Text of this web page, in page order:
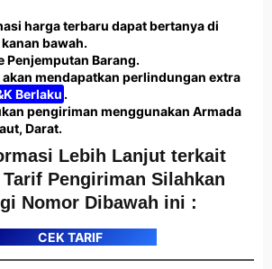
harga terbaru dapat bertanya di
bawah.
Penjemputan Barang.
akan mendapatkan perlindungan extra
Berlaku .
pengiriman menggunakan Armada
Darat.
Lebih Lanjut terkait
Pengiriman Silahkan
Nomor Dibawah ini :
CEK TARIF